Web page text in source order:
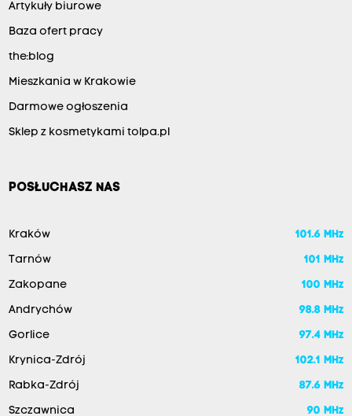
Artykuły biurowe
Baza ofert pracy
the:blog
Mieszkania w Krakowie
Darmowe ogłoszenia
Sklep z kosmetykami tolpa.pl
POSŁUCHASZ NAS
Kraków 101.6 MHz
Tarnów 101 MHz
Zakopane 100 MHz
Andrychów 98.8 MHz
Gorlice 97.4 MHz
Krynica-Zdrój 102.1 MHz
Rabka-Zdrój 87.6 MHz
Szczawnica 90 MHz